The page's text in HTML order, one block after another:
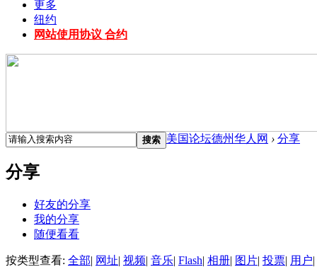
更多
纽约
网站使用协议 合约
搜索 美国论坛德州华人网 › 分享
分享
好友的分享
我的分享
随便看看
按类型查看: 全部| 网址| 视频| 音乐| Flash| 相册| 图片| 投票| 用户|